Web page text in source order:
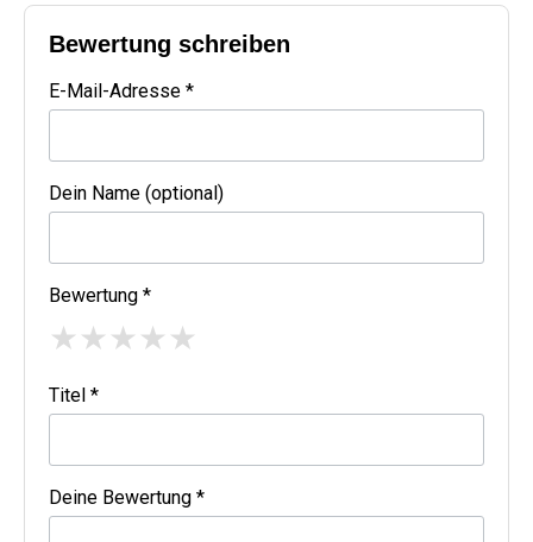
Bewertung schreiben
E-Mail-Adresse *
Dein Name (optional)
Bewertung *
★★★★★
Titel *
Deine Bewertung *